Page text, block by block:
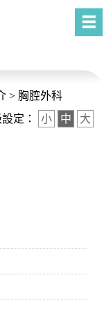
> 胸腔外科
定：
小 中 大